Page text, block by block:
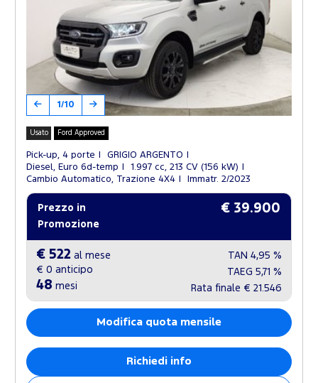
1/10
Usato Ford Approved
Pick-up, 4 porte
GRIGIO ARGENTO
Diesel, Euro 6d-temp
1.997 cc, 213 CV (156 kW)
Cambio Automatico, Trazione 4X4
Immatr. 2/2023
Prezzo in
Promozione
€ 39.900
€ 522 al mese
€ 0 anticipo
48 mesi
TAN 4,95 %
TAEG 5,71 %
Rata finale € 21.546
Modifica quota mensile
Richiedi info